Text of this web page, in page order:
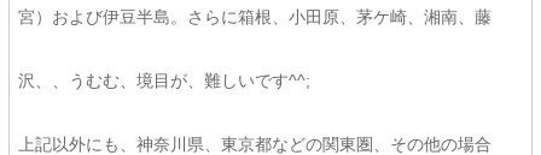
宮）および伊豆半島。さらに箱根、小田原、茅ケ崎、湘南、藤
沢、、うむむ、境目が、難しいです^^;
上記以外にも、神奈川県、東京都などの関東圏、その他の場合